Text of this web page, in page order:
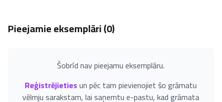
Pieejamie eksemplāri (0)
Šobrīd nav pieejamu eksemplāru.
Reģistrējietiesun pēc tam pievienojiet šo grāmatu
vēlmju sarakstam, lai saņemtu e-pastu, kad grāmata